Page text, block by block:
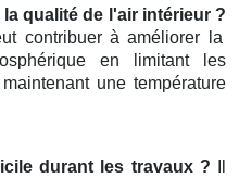
qualité de l'air intérieur ?
contribuer à améliorer la
en limitant les
une température
durant les travaux ?